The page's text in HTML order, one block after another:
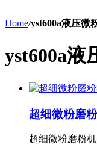
Home/yst600a液压微
yst600a液
超细微粉磨
超细微粉磨粉